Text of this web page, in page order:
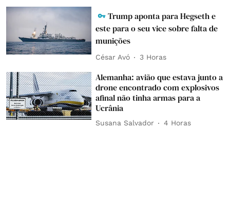
Trump aponta para Hegseth e
este para o seu vice sobre falta de
munições
César Avó 3 Horas
Alemanha: avião que estava junto a
drone encontrado com explosivos
afinal não tinha armas para a
Ucrânia
Susana Salvador 4 Horas